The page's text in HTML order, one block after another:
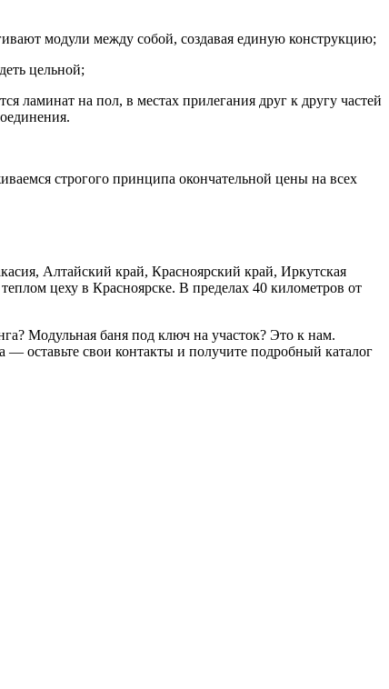
модули между собой, создавая единую конструкцию;
цельной;
ламинат на пол, в местах прилегания друг к другу частей
строгого принципа окончательной цены на всех
Алтайский край, Красноярский край, Иркутская
цеху в Красноярске. В пределах 40 километров от
Модульная баня под ключ на участок? Это к нам.
оставьте свои контакты и получите подробный каталог